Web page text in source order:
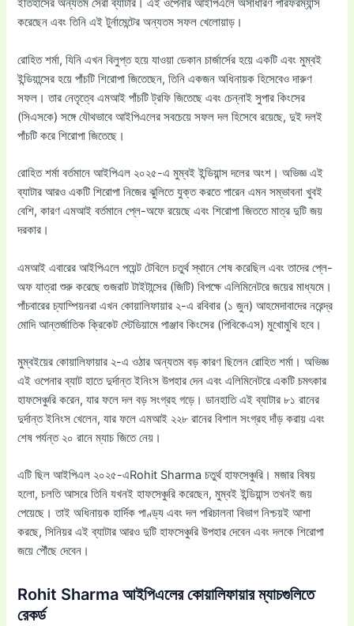
ইতিহাসের অন্যতম সেরা ব্যাটার। এই ওপেনার আইপিএলে অসাধারণ পারফরম্যান্স
করেছেন এবং তিনি এই টুর্নামেন্টের অন্যতম সফল খেলোয়াড়।
রোহিত শর্মা, যিনি এখন বিলুপ্ত হয়ে যাওয়া ডেকান চার্জার্সের হয়ে একটি এবং মুম্বই
ইন্ডিয়ান্সের হয়ে পাঁচটি শিরোপা জিতেছেন, তিনি একজন অধিনায়ক হিসেবেও দারুণ
সফল। তার নেতৃত্বে এমআই পাঁচটি ট্রফি জিতেছে এবং চেন্নাই সুপার কিংসের
(সিএসকে) সঙ্গে যৌথভাবে আইপিএলের সবচেয়ে সফল দল হিসেবে রয়েছে, দুই দলই
পাঁচটি করে শিরোপা জিতেছে।
রোহিত শর্মা বর্তমানে আইপিএল ২০২৫-এ মুম্বই ইন্ডিয়ান্স দলের অংশ। অভিজ্ঞ এই
ব্যাটার আরও একটি শিরোপা নিজের ঝুলিতে যুক্ত করতে পারেন এমন সম্ভাবনা খুবই
বেশি, কারণ এমআই বর্তমানে প্লে-অফে রয়েছে এবং শিরোপা জিততে মাত্র দুটি জয়
দরকার।
এমআই এবারের আইপিএলে পয়েন্ট টেবিলে চতুর্থ স্থানে শেষ করেছিল এবং তাদের প্লে-
অফ যাত্রা শুরু করেছে গুজরাট টাইটান্সের (জিটি) বিপক্ষে এলিমিনেটরে জয়ের মাধ্যমে।
পাঁচবারের চ্যাম্পিয়নরা এখন কোয়ালিফায়ার ২-এ রবিবার (১ জুন) আহমেদাবাদের নরেন্দ্র
মোদি আন্তর্জাতিক ক্রিকেট স্টেডিয়ামে পাঞ্জাব কিংসের (পিবিকেএস) মুখোমুখি হবে।
মুম্বইয়ের কোয়ালিফায়ার ২-এ ওঠার অন্যতম বড় কারণ ছিলেন রোহিত শর্মা। অভিজ্ঞ
এই ওপেনার ব্যাট হাতে দুর্দান্ত ইনিংস উপহার দেন এবং এলিমিনেটরে একটি চমৎকার
হাফসেঞ্চুরি করেন, যার ফলে দল বড় সংগ্রহ গড়ে। ডানহাতি এই ব্যাটার ৮১ রানের
দুর্দান্ত ইনিংস খেলেন, যার ফলে এমআই ২২৮ রানের বিশাল সংগ্রহ দাঁড় করায় এবং
শেষ পর্যন্ত ২০ রানে ম্যাচ জিতে নেয়।
এটি ছিল আইপিএল ২০২৫-এRohit Sharma চতুর্থ হাফসেঞ্চুরি। মজার বিষয়
হলো, চলতি আসরে তিনি যখনই হাফসেঞ্চুরি করেছেন, মুম্বই ইন্ডিয়ান্স তখনই জয়
পেয়েছে। তাই অধিনায়ক হার্দিক পাণ্ড্য এবং দল পরিচালনা বিভাগ নিশ্চয়ই আশা
করছে, সিনিয়র এই ব্যাটার আরও দুটি হাফসেঞ্চুরি উপহার দেবেন এবং দলকে শিরোপা
জয়ে পৌঁছে দেবেন।
Rohit Sharma আইপিএলের কোয়ালিফায়ার ম্যাচগুলিতে
রেকর্ড